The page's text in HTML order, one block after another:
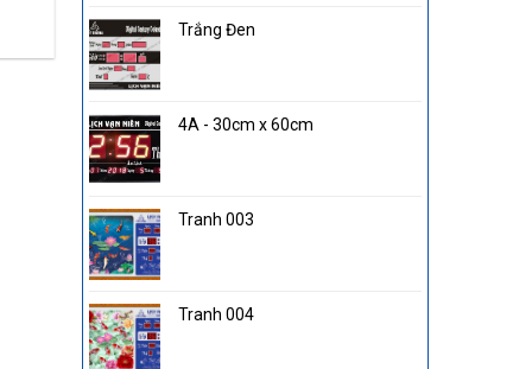
Trắng Đen
4A - 30cm x 60cm
Tranh 003
Tranh 004